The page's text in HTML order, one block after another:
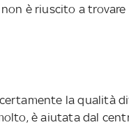
è riuscito a
la qualità
è aiutata dal